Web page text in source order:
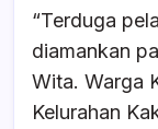
“Terduga
diamankan
Wita. Warga
Kelurahan